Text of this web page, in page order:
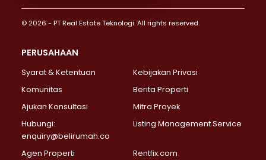
Properti Dijual di Bendungan Hilir >
Properti Dijual di Jakarta Selatan >
Properti Dijual di Lebak Bulus >
Properti Dijual di Gandaria Selatan >
Properti Dijual di Pondok Labu >
Properti Dijual di Lenteng Agung >
Properti Dijual di Senayan >
Properti Dijual di Pondok Pinang >
© 2026 - PT Real Estate Teknologi. All rights reserved.
PERUSAHAAN
Syarat & Ketentuan
Kebijakan Privasi
Komunitas
Berita Properti
Ajukan Konsultasi
Mitra Proyek
Hubungi:
enquiry@belirumah.co
Listing Management Service
Agen Properti Rentfix.com